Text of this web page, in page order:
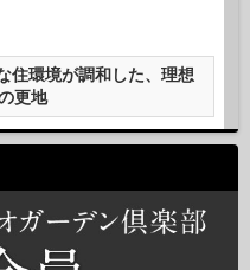
住環境が調和した、理想
更地